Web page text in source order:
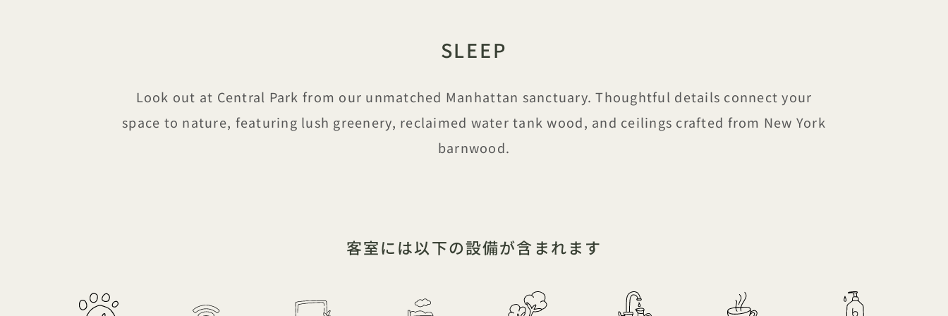
SLEEP
Look out at Central Park from our unmatched Manhattan sanctuary. Thoughtful details connect your
space to nature, featuring lush greenery, reclaimed water tank wood, and ceilings crafted from New York
barnwood.
客室には以下の設備が含まれます